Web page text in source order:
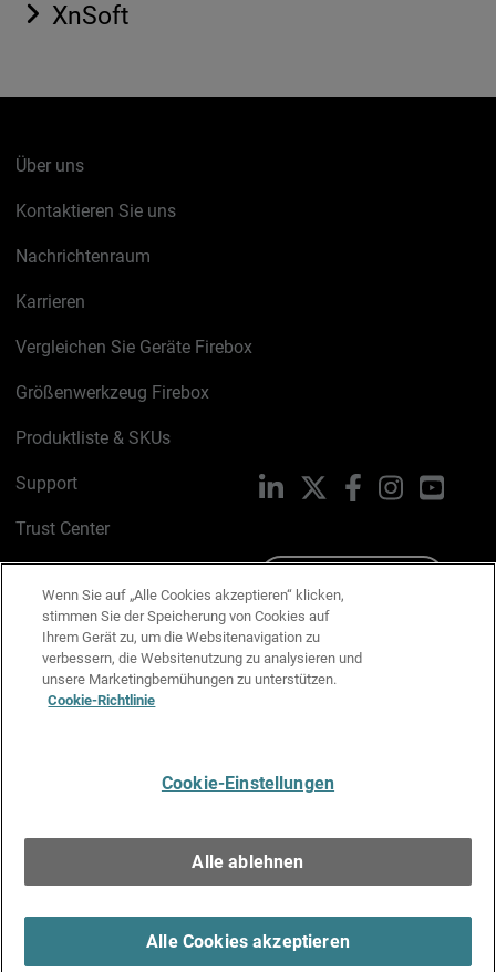
XnSoft
Über uns
Kontaktieren Sie uns
Nachrichtenraum
Karrieren
Vergleichen Sie Geräte Firebox
Größenwerkzeug Firebox
Produktliste & SKUs
Support
Trust Center
Cookie-Richtlinie
Datenschutzrichtlinie
Media & Brand Kit
LinkedIn FacebookInstagram
Wenn Sie auf „Alle Cookies akzeptieren“ klicken,
stimmen Sie der Speicherung von Cookies auf
Ihrem Gerät zu, um die Websitenavigation zu
verbessern, die Websitenutzung zu analysieren und
unsere Marketingbemühungen zu unterstützen.
Cookie-Richtlinie
Cookie-Einstellungen
Alle ablehnen
Alle Cookies akzeptieren